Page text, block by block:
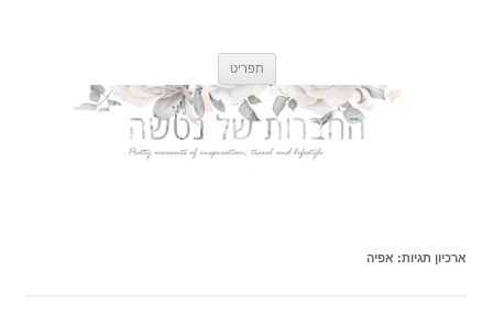
תפריט
ארכיון תגיות: אפיה